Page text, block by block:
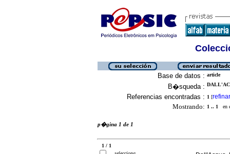
Base de datos : article
B�squeda :
Referencias encontradas : 1 [refinar
Mostrando: 1 .. 1 en
p�gina 1 de 1
1 / 1